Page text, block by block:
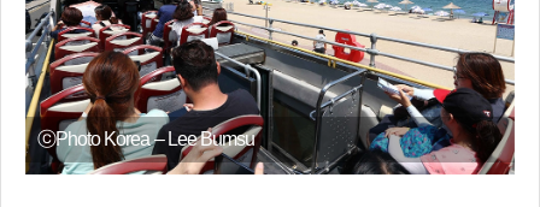
ⓒPhoto Korea – Lee Bumsu